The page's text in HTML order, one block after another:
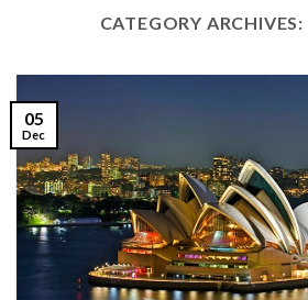
CATEGORY ARCHIVES:
05
Dec